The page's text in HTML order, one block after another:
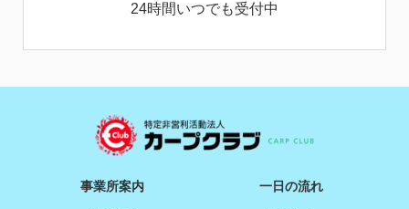
24時間いつでも受付中
事業所案内 一日の流れ